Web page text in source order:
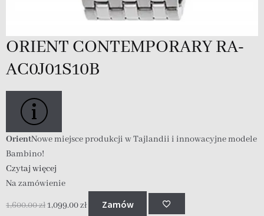
ORIENT CONTEMPORARY RA-
AC0J01S10B
OrientNowe miejsce produkcji w Tajlandii i innowacyjne modele
Bambino!
Czytaj więcej
Na zamówienie
1,600.00zł1,099.00zł Zamów